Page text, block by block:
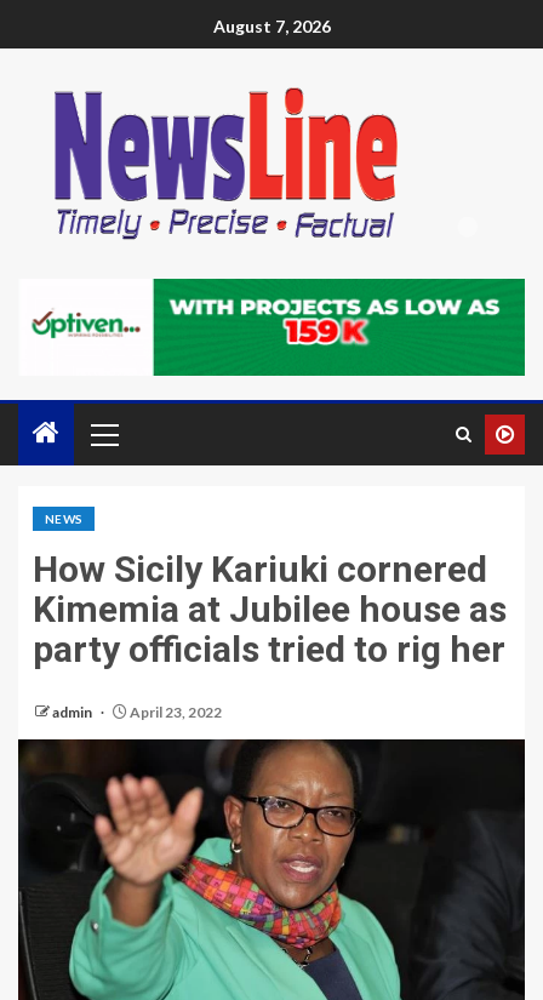
August 7, 2026
NEWS
How Sicily Kariuki cornered
Kimemia at Jubilee house as
party officials tried to rig her
admin April 23, 2022